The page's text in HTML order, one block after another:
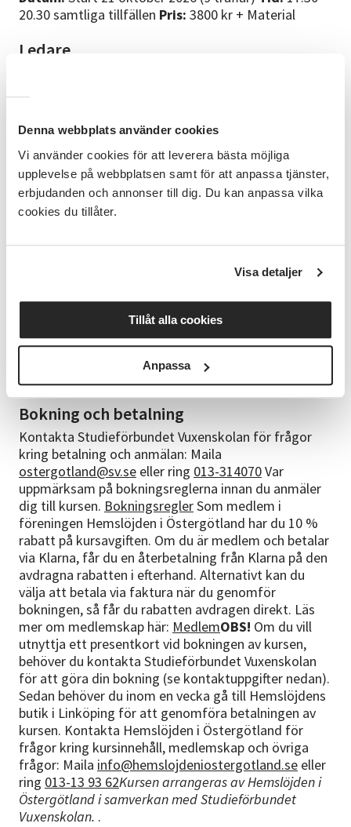
Denna webbplats använder cookies
Vi använder cookies för att leverera bästa möjliga
upplevelse på webbplatsen samt för att anpassa tjänster,
erbjudanden och annonser till dig. Du kan anpassa vilka
cookies du tillåter.
Visa detaljer
Tillåt alla cookies
Anpassa
20.30 samtliga tillfällen Pris: 3800 kr + Material
Ledare
Hantverk och Utbildning. Han har bred erfarenhet av
olika tekniker och nischer inom hantverket och har
dessutom hållit i flera kurser. Det som fascinerar
Kalle med läder är materialets imponerande
mångsidighet och hållbarhet – egenskaper som gjort
att det har följt människan genom årtusenden och
kurstillfället.
Material
Kostnaden för material tillkommer och är beroende
på du väljer att skapa under kursens gång.
Bokning och betalning
Kontakta Studieförbundet Vuxenskolan för frågor
kring betalning och anmälan: Maila
ostergotland@sv.se eller ring 013-314070Var
uppmärksam på bokningsreglerna innan du anmäler
dig till kursen. BokningsreglerSom medlem i
föreningen Hemslöjden i Östergötland har du 10 %
rabatt på kursavgiften. Om du är medlem och betalar
via Klarna, får du en återbetalning från Klarna på den
avdragna rabatten i efterhand. Alternativt kan du
välja att betala via faktura när du genomför
bokningen, så får du rabatten avdragen direkt. Läs
mer om medlemskap här: MedlemOBS! Om du vill
utnyttja ett presentkort vid bokningen av kursen,
behöver du kontakta Studieförbundet Vuxenskolan
för att göra din bokning (se kontaktuppgifter nedan).
Sedan behöver du inom en vecka gå till Hemslöjdens
butik i Linköping för att genomföra betalningen av
kursen. Kontakta Hemslöjden i Östergötland för
frågor kring kursinnehåll, medlemskap och övriga
frågor: Maila info@hemslojdeniostergotland.se eller
ring 013-13 93 62Kursen arrangeras av Hemslöjden i
Östergötland i samverkan med Studieförbundet
Vuxenskolan. .